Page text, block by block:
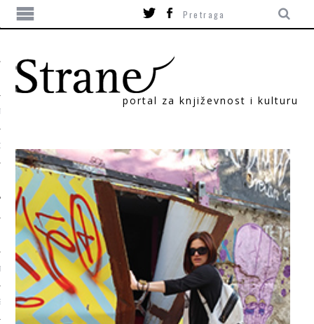
portal za književnost i kulturu